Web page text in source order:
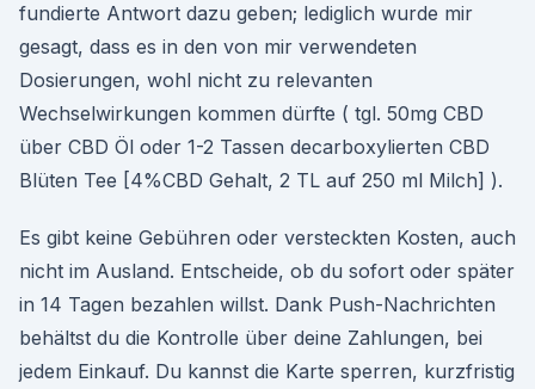
fundierte Antwort dazu geben; lediglich wurde mir
gesagt, dass es in den von mir verwendeten
Dosierungen, wohl nicht zu relevanten
Wechselwirkungen kommen dürfte ( tgl. 50mg CBD
über CBD Öl oder 1-2 Tassen decarboxylierten CBD
Blüten Tee [4%CBD Gehalt, 2 TL auf 250 ml Milch] ).
Es gibt keine Gebühren oder versteckten Kosten, auch
nicht im Ausland. Entscheide, ob du sofort oder später
in 14 Tagen bezahlen willst. Dank Push-Nachrichten
behältst du die Kontrolle über deine Zahlungen, bei
jedem Einkauf. Du kannst die Karte sperren, kurzfristig